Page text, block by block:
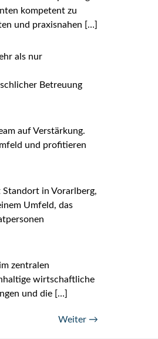
kompetent zu
und praxisnahen […]
als nur
Betreuung
auf Verstärkung.
und profitieren
in Vorarlberg,
Umfeld, das
zentralen
wirtschaftliche
und die […]
Weiter →